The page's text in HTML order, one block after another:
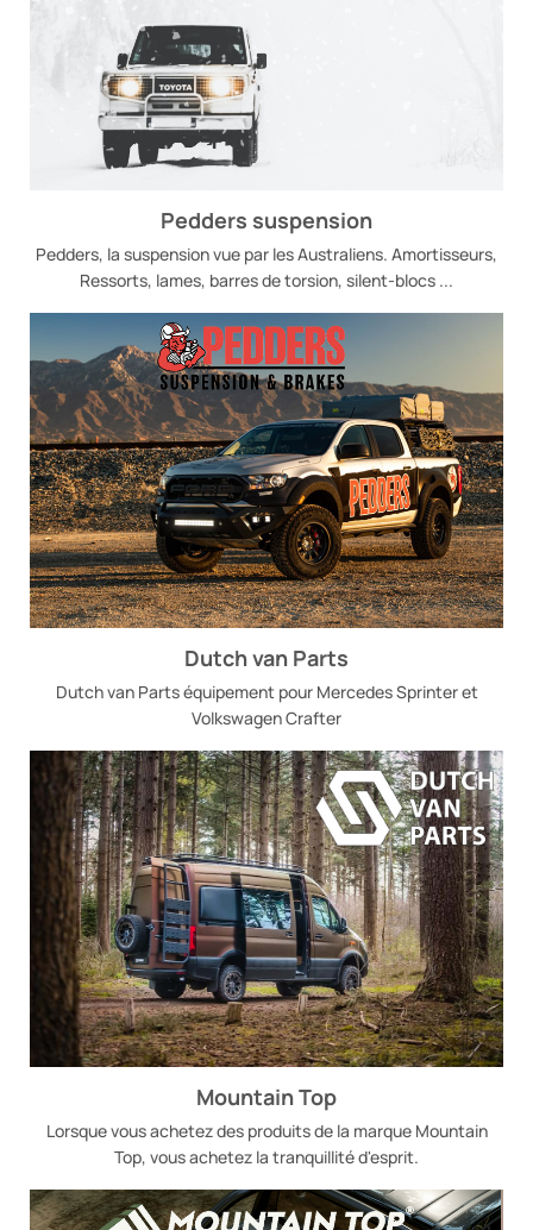
Pedders suspension
Pedders, la suspension vue par les Australiens. Amortisseurs,
Ressorts, lames, barres de torsion, silent-blocs ...
Dutch van Parts
Dutch van Parts équipement pour Mercedes Sprinter et
Volkswagen Crafter
Mountain Top
Lorsque vous achetez des produits de la marque Mountain
Top, vous achetez la tranquillité d'esprit.